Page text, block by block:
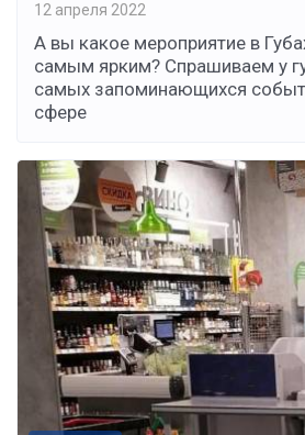
12 апреля 2022
А вы какое мероприятие в
самым ярким? Спрашиваем у
самых запоминающихся
сфере